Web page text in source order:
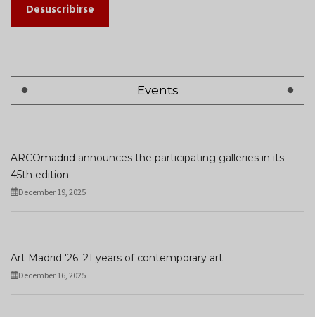
Desuscribirse
Events
ARCOmadrid announces the participating galleries in its
45th edition
December 19, 2025
Art Madrid '26: 21 years of contemporary art
December 16, 2025